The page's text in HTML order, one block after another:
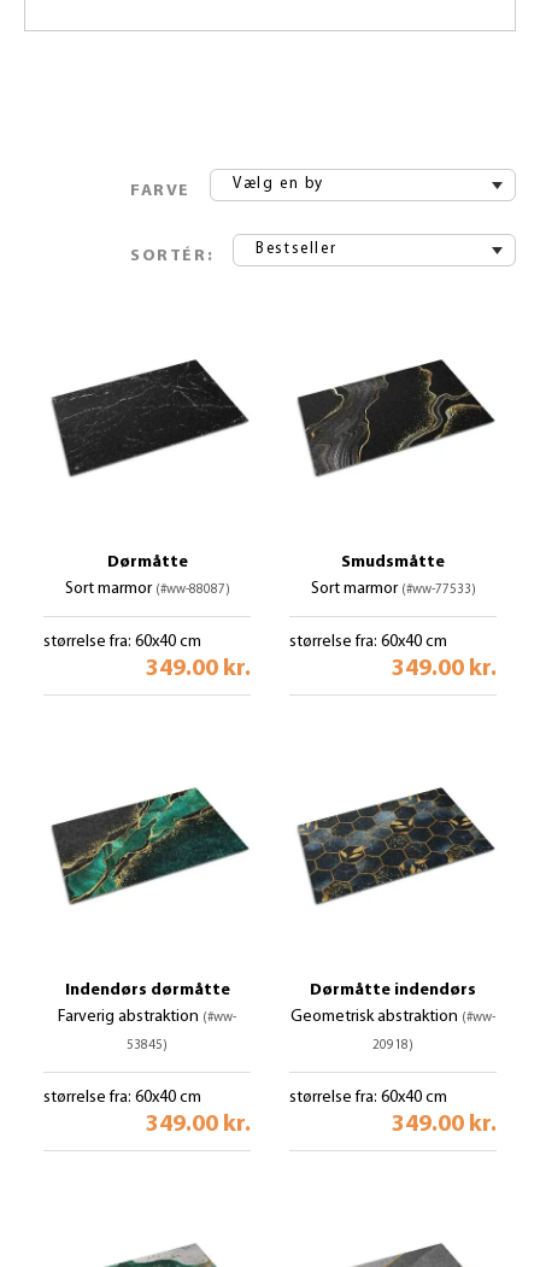
FARVE Vælg en by
SORTÉR: Bestseller
Dørmåtte
Sort marmor (#ww-88087)
størrelse fra: 60x40 cm
349.00 kr.
Smudsmåtte
Sort marmor (#ww-77533)
størrelse fra: 60x40 cm
349.00 kr.
Indendørs dørmåtte
Farverig abstraktion (#ww-
53845)
størrelse fra: 60x40 cm
349.00 kr.
Dørmåtte indendørs
Geometrisk abstraktion (#ww-
20918)
størrelse fra: 60x40 cm
349.00 kr.